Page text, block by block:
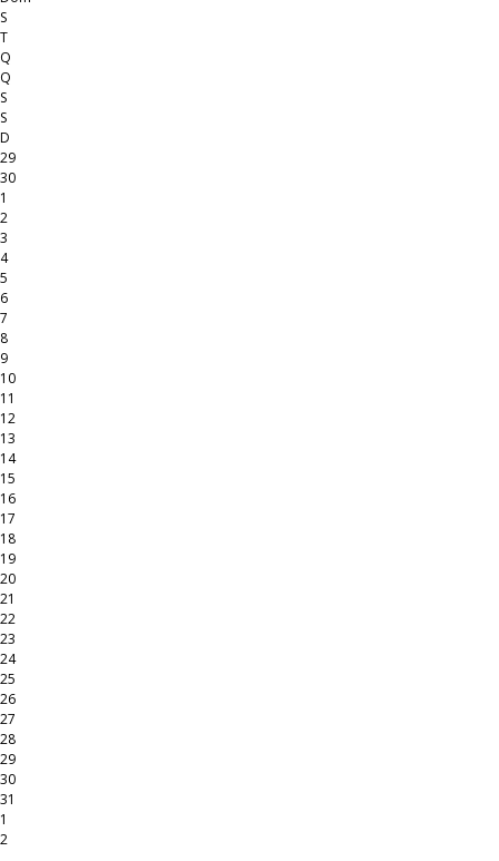
S
T
Q
Q
S
S
D
29
30
1
2
3
4
5
6
7
8
9
10
11
12
13
14
15
16
17
18
19
20
21
22
23
24
25
26
27
28
29
30
31
1
2